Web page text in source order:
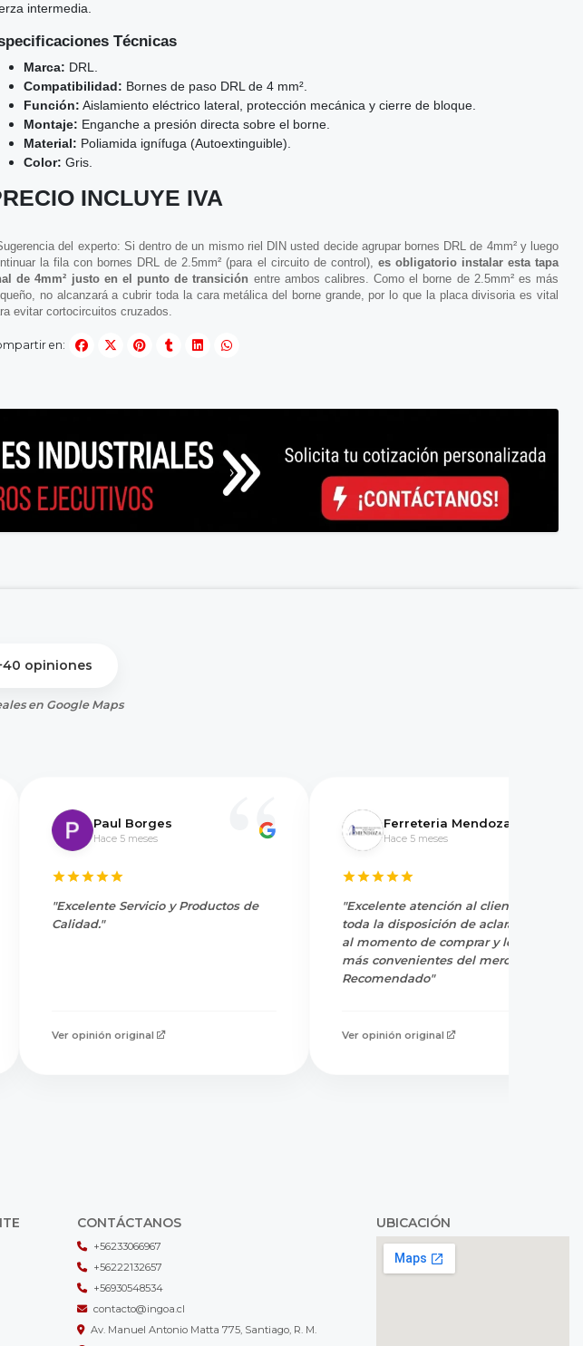
intermedia.
Técnicas
Marca: DRL.
Compatibilidad: Bornes de paso DRL de 4 mm².
Función: Aislamiento eléctrico lateral, protección mecánica y cierre de bloque.
Montaje: Enganche a presión directa sobre el borne.
Material: Poliamida ignífuga (Autoextinguible).
Color: Gris.
INCLUYE IVA
del experto: Si dentro de un mismo riel DIN usted decide agrupar bornes DRL de 4mm² y luego
la fila con bornes DRL de 2.5mm² (para el circuito de control), es obligatorio instalar esta tapa
de 4mm² justo en el punto de transición entre ambos calibres. Como el borne de 2.5mm² es más
no alcanzará a cubrir toda la cara metálica del borne grande, por lo que la placa divisoria es vital
evitar cortocircuitos cruzados.
en:
opiniones
en Google Maps
Paul Borges
Hace 5 meses
"Excelente Servicio y Productos de
Calidad."
Ver opinión original
Ferreteria Mendoza
Hace 5 meses
"Excelente atención al cliente, tienen
toda la disposición de aclarar dudas
al momento de comprar y los precios
más convenientes del mercado.
Recomendado"
Ver opinión original
CONTÁCTANOS
+56233066967
+56222132657
+56930548534
contacto@ingoa.cl
Av. Manuel Antonio Matta 775, Santiago, R. M.
UBICACIÓN